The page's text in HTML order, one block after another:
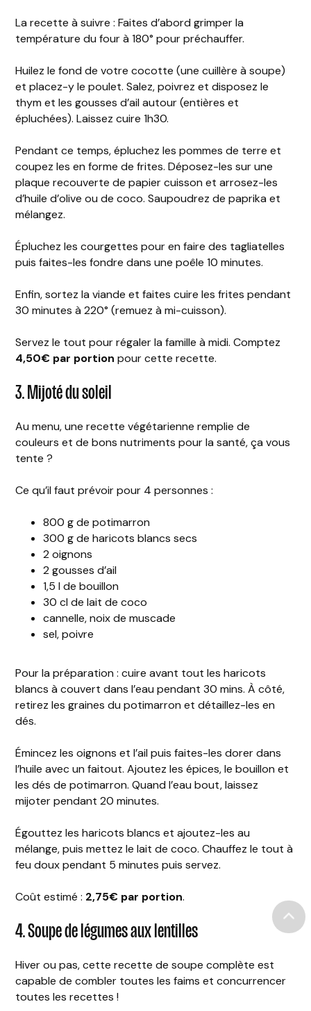
La recette à suivre : Faites d’abord grimper la
température du four à 180° pour préchauffer.
Huilez le fond de votre cocotte (une cuillère à soupe)
et placez-y le poulet. Salez, poivrez et disposez le
thym et les gousses d’ail autour (entières et
épluchées). Laissez cuire 1h30.
Pendant ce temps, épluchez les pommes de terre et
coupez les en forme de frites. Déposez-les sur une
plaque recouverte de papier cuisson et arrosez-les
d’huile d’olive ou de coco. Saupoudrez de paprika et
mélangez.
Épluchez les courgettes pour en faire des tagliatelles
puis faites-les fondre dans une poêle 10 minutes.
Enfin, sortez la viande et faites cuire les frites pendant
30 minutes à 220° (remuez à mi-cuisson).
Servez le tout pour régaler la famille à midi. Comptez
4,50€ par portion pour cette recette.
3. Mijoté du soleil
Au menu, une recette végétarienne remplie de
couleurs et de bons nutriments pour la santé, ça vous
tente ?
Ce qu’il faut prévoir pour 4 personnes :
800 g de potimarron
300 g de haricots blancs secs
2 oignons
2 gousses d’ail
1,5 l de bouillon
30 cl de lait de coco
cannelle, noix de muscade
sel, poivre
Pour la préparation : cuire avant tout les haricots
blancs à couvert dans l’eau pendant 30 mins. À côté,
retirez les graines du potimarron et détaillez-les en
dés.
Émincez les oignons et l’ail puis faites-les dorer dans
l’huile avec un faitout. Ajoutez les épices, le bouillon et
les dés de potimarron. Quand l’eau bout, laissez
mijoter pendant 20 minutes.
Égouttez les haricots blancs et ajoutez-les au
mélange, puis mettez le lait de coco. Chauffez le tout à
feu doux pendant 5 minutes puis servez.
Coût estimé : 2,75€ par portion.
4. Soupe de légumes aux lentilles
Hiver ou pas, cette recette de soupe complète est
capable de combler toutes les faims et concurrencer
toutes les recettes !